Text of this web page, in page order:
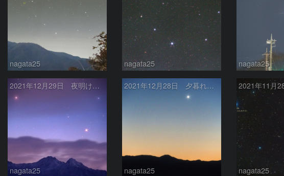
nagata25 nagata25 nagata25
2021年12月29日 夜明け前に昇る火星とアンタレス
nagata25
2021年12月28日 夕暮れ空の水星と金星
nagata25 nagata25